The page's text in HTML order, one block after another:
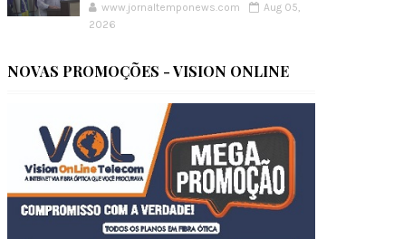
www.jornaltemponews.com
Aug 05,
2026
NOVAS PROMOÇÕES - VISION ONLINE